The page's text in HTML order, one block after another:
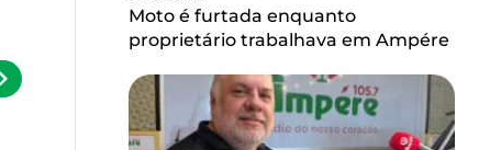
Moto é furtada enquanto
proprietário trabalhava em Ampére